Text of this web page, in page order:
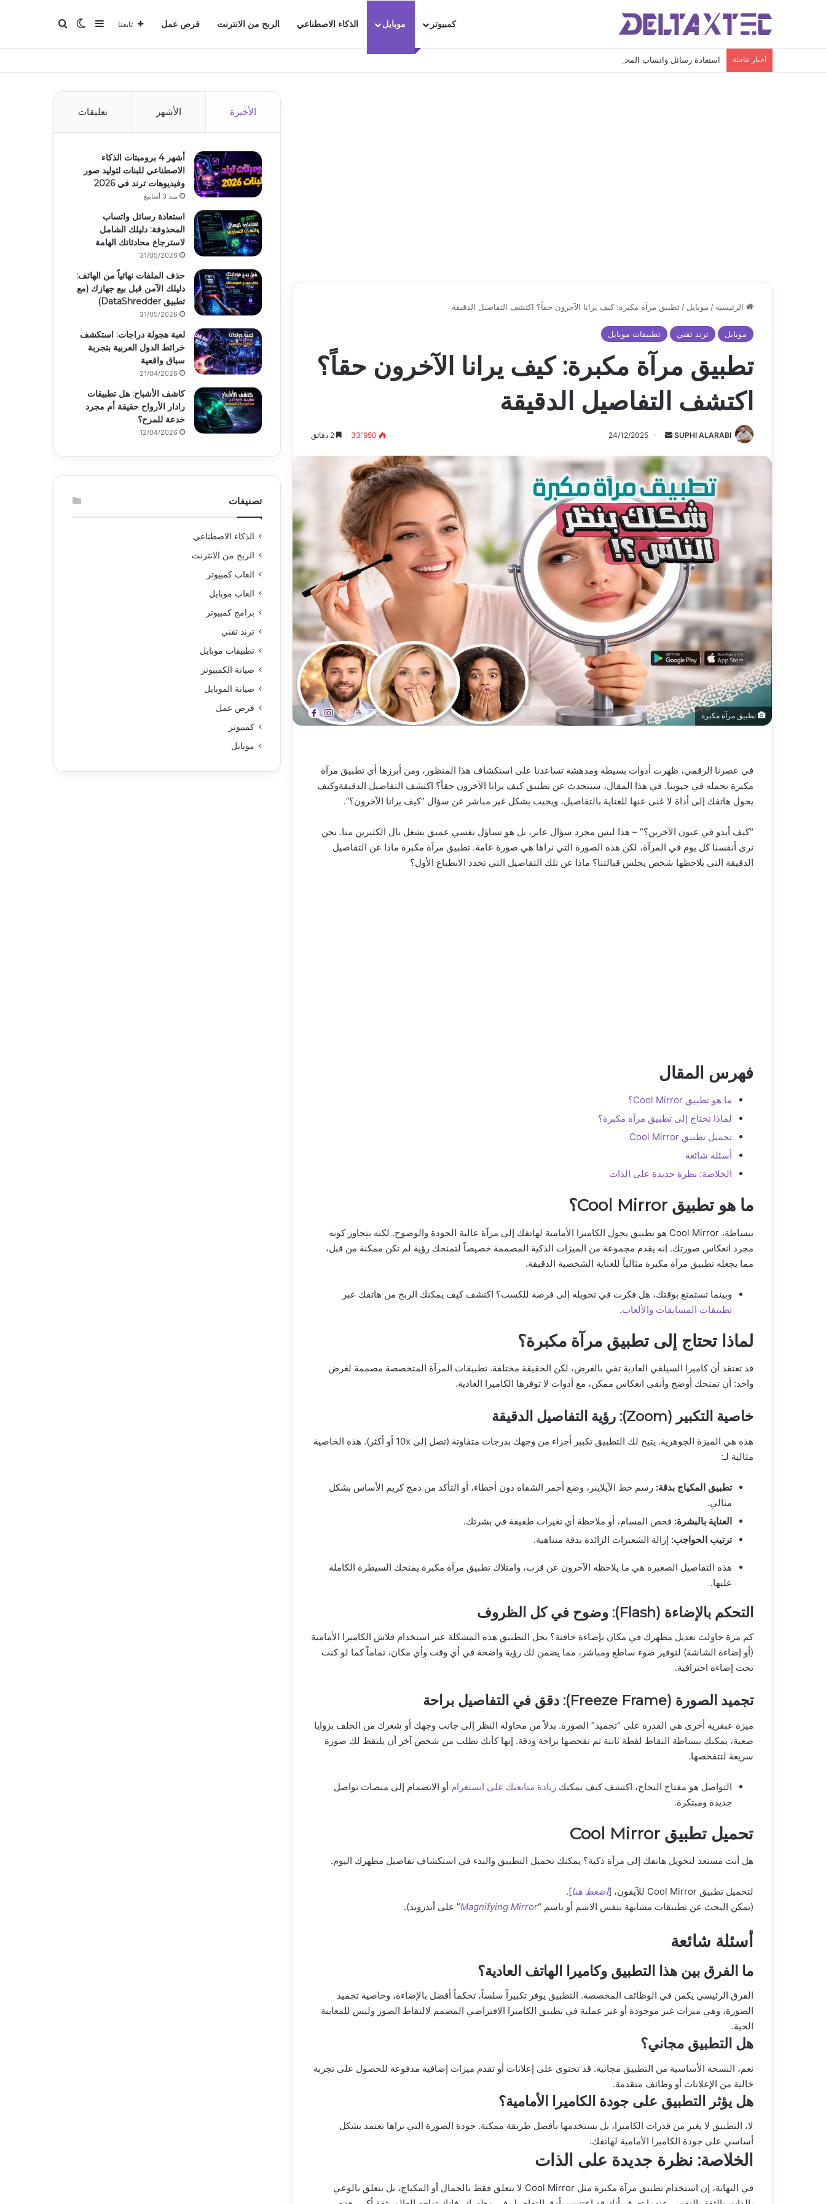
كمبيوتر موبايل الذكاء الاصطناعي الربح من الانترنت فرص عمل تابعنا إضافة عمود جانبي
الوضع المظلم
بحث عن
أخبار عاجلة استعادة رسائل واتساب المحذوفة: دليلك الشامل لاسترجاع محادثاتك الهامة
الرئيسية / موبايل / تطبيق مرآة مكبرة: كيف يرانا الآخرون حقاً؟ اكتشف التفاصيل الدقيقة
موبايل ترند تقني تطبيقات موبايل
تطبيق مرآة مكبرة: كيف يرانا الآخرون حقاً؟
اكتشف التفاصيل الدقيقة
SUPHI ALARABI
أرسل
إلكترونيا
24/12/2025 33٬950
تطبيق مرآة مكبرة
في عصرنا الرقمي، ظهرت أدوات بسيطة ومدهشة تساعدنا على استكشاف هذا المنظور، ومن أبرزها أي تطبيق مرآة
مكبرة نحمله في جيوبنا. في هذا المقال، سنتحدث عن تطبيق كيف يرانا الآخرون حقاً؟ اكتشف التفاصيل الدقيقةوكيف
يحول هاتفك إلى أداة لا غنى عنها للعناية بالتفاصيل، ويجيب بشكل غير مباشر عن سؤال “كيف يرانا الآخرون؟”.
“كيف أبدو في عيون الآخرين؟” – هذا ليس مجرد سؤال عابر، بل هو تساؤل نفسي عميق يشغل بال الكثيرين منا. نحن
نرى أنفسنا كل يوم في المرآة، لكن هذه الصورة التي نراها هي صورة عامة. تطبيق مرآة مكبرة ماذا عن التفاصيل
الدقيقة التي يلاحظها شخص يجلس قبالتنا؟ ماذا عن تلك التفاصيل التي تحدد الانطباع الأول؟
فهرس المقال
ما هو تطبيق Cool Mirror؟
لماذا تحتاج إلى تطبيق مرآة مكبرة؟
تحميل تطبيق Cool Mirror
أسئلة شائعة
الخلاصة: نظرة جديدة على الذات
ما هو تطبيق Cool Mirror؟
ببساطة، Cool Mirror هو تطبيق يحول الكاميرا الأمامية لهاتفك إلى مرآة عالية الجودة والوضوح. لكنه يتجاوز كونه
مجرد انعكاس صورتك. إنه يقدم مجموعة من الميزات الذكية المصممة خصيصاً لتمنحك رؤية لم تكن ممكنة من قبل،
مما يجعله تطبيق مرآة مكبرة مثالياً للعناية الشخصية الدقيقة.
وبينما تستمتع بوقتك، هل فكرت في تحويله إلى فرصة للكسب؟ اكتشف كيف يمكنك الربح من هاتفك عبر
تطبيقات المسابقات والألعاب.
لماذا تحتاج إلى تطبيق مرآة مكبرة؟
قد تعتقد أن كاميرا السيلفي العادية تفي بالغرض، لكن الحقيقة مختلفة. تطبيقات المرآة المتخصصة مصممة لغرض
واحد: أن تمنحك أوضح وأنقى انعكاس ممكن، مع أدوات لا توفرها الكاميرا العادية.
خاصية التكبير (Zoom): رؤية التفاصيل الدقيقة
هذه هي الميزة الجوهرية. يتيح لك التطبيق تكبير أجزاء من وجهك بدرجات متفاوتة (تصل إلى 10x أو أكثر). هذه الخاصية
مثالية لـ:
تطبيق المكياج بدقة: رسم خط الآيلاينر، وضع أحمر الشفاه دون أخطاء، أو التأكد من دمج كريم الأساس بشكل
مثالي.
العناية بالبشرة: فحص المسام، أو ملاحظة أي تغيرات طفيفة في بشرتك.
ترتيب الحواجب: إزالة الشعيرات الزائدة بدقة متناهية.
هذه التفاصيل الصغيرة هي ما يلاحظه الآخرون عن قرب، وامتلاك تطبيق مرآة مكبرة يمنحك السيطرة الكاملة
عليها.
التحكم بالإضاءة (Flash): وضوح في كل الظروف
كم مرة حاولت تعديل مظهرك في مكان بإضاءة خافتة؟ يحل التطبيق هذه المشكلة عبر استخدام فلاش الكاميرا الأمامية
(أو إضاءة الشاشة) لتوفير ضوء ساطع ومباشر، مما يضمن لك رؤية واضحة في أي وقت وأي مكان، تماماً كما لو كنت
تحت إضاءة احترافية.
تجميد الصورة (Freeze Frame): دقق في التفاصيل براحة
ميزة عبقرية أخرى هي القدرة على “تجميد” الصورة. بدلاً من محاولة النظر إلى جانب وجهك أو شعرك من الخلف بزوايا
صعبة، يمكنك ببساطة التقاط لقطة ثابتة ثم تفحصها براحة ودقة. إنها كأنك تطلب من شخص آخر أن يلتقط لك صورة
سريعة لتتفحصها.
التواصل هو مفتاح النجاح، اكتشف كيف يمكنك زيادة متابعيك على انستغرام أو الانضمام إلى منصات تواصل
جديدة ومبتكرة.
تحميل تطبيق Cool Mirror
هل أنت مستعد لتحويل هاتفك إلى مرآة ذكية؟ يمكنك تحميل التطبيق والبدء في استكشاف تفاصيل مظهرك اليوم.
لتحميل تطبيق Cool Mirror للآيفون، [ اضغط هنا].
(يمكن البحث عن تطبيقات مشابهة بنفس الاسم أو باسم “Magnifying Mirror” على أندرويد).
أسئلة شائعة
ما الفرق بين هذا التطبيق وكاميرا الهاتف العادية؟
الفرق الرئيسي يكمن في الوظائف المخصصة. التطبيق يوفر تكبيراً سلساً، تحكماً أفضل بالإضاءة، وخاصية تجميد
الصورة، وهي ميزات غير موجودة أو غير عملية في تطبيق الكاميرا الافتراضي المصمم لالتقاط الصور وليس للمعاينة
الحية.
هل التطبيق مجاني؟
نعم، النسخة الأساسية من التطبيق مجانية. قد تحتوي على إعلانات أو تقدم ميزات إضافية مدفوعة للحصول على تجربة
خالية من الإعلانات أو وظائف متقدمة.
هل يؤثر التطبيق على جودة الكاميرا الأمامية؟
لا، التطبيق لا يغير من قدرات الكاميرا، بل يستخدمها بأفضل طريقة ممكنة. جودة الصورة التي تراها تعتمد بشكل
أساسي على جودة الكاميرا الأمامية لهاتفك.
الخلاصة: نظرة جديدة على الذات
في النهاية، إن استخدام تطبيق مرآة مكبرة مثل Cool Mirror لا يتعلق فقط بالجمال أو المكياج، بل يتعلق بالوعي
الأخيرة الأشهر تعليقات
أشهر 4 برومبتات الذكاء
الاصطناعي للبنات لتوليد صور
وفيديوهات ترند في 2026
منذ 3 أسابيع
استعادة رسائل واتساب
المحذوفة: دليلك الشامل
لاسترجاع محادثاتك الهامة
31/05/2026
حذف الملفات نهائياً من الهاتف:
دليلك الآمن قبل بيع جهازك (مع
تطبيق DataShredder)
31/05/2026
لعبة هجولة دراجات: استكشف
خرائط الدول العربية بتجربة
سباق واقعية
21/04/2026
كاشف الأشباح: هل تطبيقات
رادار الأرواح حقيقة أم مجرد
خدعة للمرح؟
12/04/2026
تصنيفات
الذكاء الاصطناعي
الربح من الانترنت
العاب كمبيوتر
العاب موبايل
برامج كمبيوتر
ترند تقني
تطبيقات موبايل
صيانة الكمبيوتر
صيانة الموبايل
فرص عمل
كمبيوتر
موبايل